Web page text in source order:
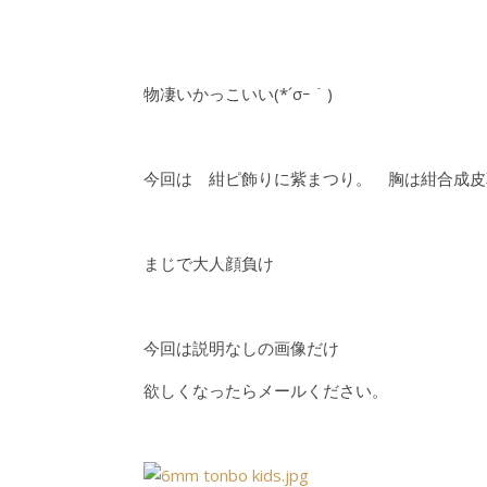
物凄いかっこいい(*´σｰ｀)
今回は 紺ピ飾りに紫まつり。 胸は紺合成
まじで大人顔負け
今回は説明なしの画像だけ
欲しくなったらメールください。